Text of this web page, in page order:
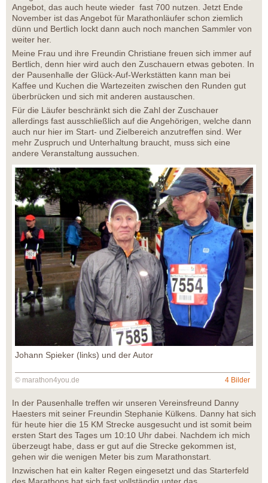
Angebot, das auch heute wieder fast 700 nutzen. Jetzt Ende
November ist das Angebot für Marathonläufer schon ziemlich
dünn und Bertlich lockt dann auch noch manchen Sammler von
weiter her.
Meine Frau und ihre Freundin Christiane freuen sich immer auf
Bertlich, denn hier wird auch den Zuschauern etwas geboten. In
der Pausenhalle der Glück-Auf-Werkstätten kann man bei
Kaffee und Kuchen die Wartezeiten zwischen den Runden gut
überbrücken und sich mit anderen austauschen.
Für die Läufer beschränkt sich die Zahl der Zuschauer
allerdings fast ausschließlich auf die Angehörigen, welche dann
auch nur hier im Start- und Zielbereich anzutreffen sind. Wer
mehr Zuspruch und Unterhaltung braucht, muss sich eine
andere Veranstaltung aussuchen.
Johann Spieker (links) und der Autor
© marathon4you.de 4 Bilder
In der Pausenhalle treffen wir unseren Vereinsfreund Danny
Haesters mit seiner Freundin Stephanie Külkens. Danny hat sich
für heute hier die 15 KM Strecke ausgesucht und ist somit beim
ersten Start des Tages um 10:10 Uhr dabei. Nachdem ich mich
überzeugt habe, dass er gut auf die Strecke gekommen ist,
gehen wir die wenigen Meter bis zum Marathonstart.
Inzwischen hat ein kalter Regen eingesetzt und das Starterfeld